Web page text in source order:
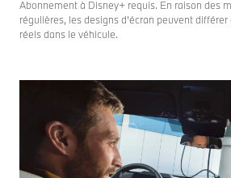
Abonnement à Disney+ requis. En raison des
régulières, les designs d’écran peuvent différer
réels dans le véhicule.